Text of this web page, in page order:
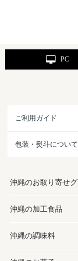
PC
ご利用ガイド
包装・熨斗について
沖縄のお取り寄せグ
お取り寄せグルメ
フルーツ・野菜
沖縄の加工食品
加工食品
沖縄の調味料